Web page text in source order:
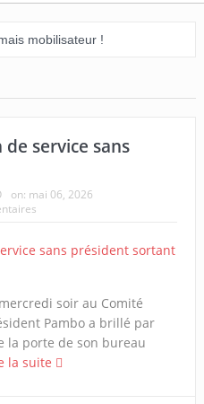
de service sans
on: mai 06, 2026
soir au Comité
Pambo a brillé par
la porte de son bureau
la suite